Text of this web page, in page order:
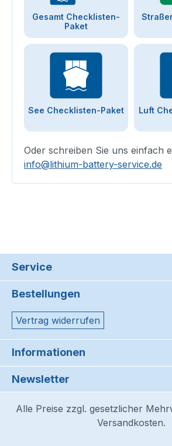
Gesamt Checklisten-
Paket
See Checklisten-Paket Luft
Oder schreiben Sie uns einfach
info@lithium-battery-service.de
Service
Bestellungen
Vertrag widerrufen
Informationen
Newsletter
Alle Preise zzgl. gesetzlicher
Versandkosten.